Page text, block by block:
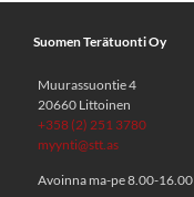
Suomen Terätuonti Oy
Muurassuontie 4
20660 Littoinen
+358 (2) 251 3780
myynti@stt.as
Avoinna ma-pe 8.00-16.00